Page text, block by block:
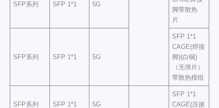
SFP系列 SFP 1*1 5G
脚带散热
片
SFP系列 SFP 1*1 5G
SFP 1*1
CAGE(焊接
脚)(白铜)
（无弹片）
带散热模组
SFP系列 SFP 1*1
5G
SFP 1*1
CAGE(压接